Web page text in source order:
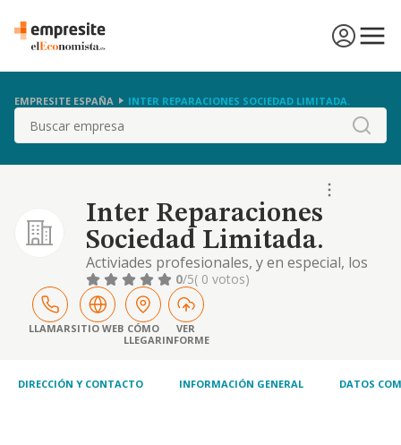
EMPRESITE ESPAÑA INTER REPARACIONES SOCIEDAD LIMITADA.
Buscar
Inter Reparaciones
Sociedad Limitada.
Activiades profesionales, y en especial, los
servicios de reparacion e instalacion de
persianas, aparatos electrodomesticos e
informaticos..
0/5( 0 votos)
LLAMARSITIO WEB CÓMO
LLEGAR
VER
INFORME
DIRECCIÓN Y CONTACTO INFORMACIÓN GENERAL DATOS